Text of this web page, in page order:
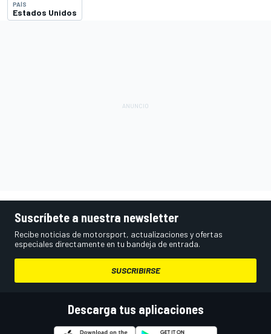
PAÍS
Estados Unidos
Suscríbete a nuestra newsletter
Recibe noticias de motorsport, actualizaciones y ofertas
especiales directamente en tu bandeja de entrada.
SUSCRIBIRSE
Descarga tus aplicaciones